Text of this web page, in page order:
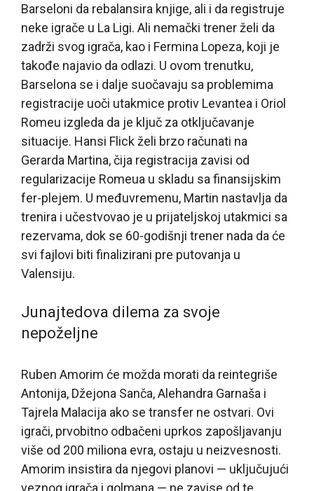
Barseloni da rebalansira knjige, ali i da registruje
neke igrače u La Ligi. Ali nemački trener želi da
zadrži svog igrača, kao i Fermina Lopeza, koji je
takođe najavio da odlazi. U ovom trenutku,
Barselona se i dalje suočavaju sa problemima
registracije uoči utakmice protiv Levantea i Oriol
Romeu izgleda da je ključ za otključavanje
situacije. Hansi Flick želi brzo računati na
Gerarda Martina, čija registracija zavisi od
regularizacije Romeua u skladu sa finansijskim
fer-plejem. U međuvremenu, Martin nastavlja da
trenira i učestvovao je u prijateljskoj utakmici sa
rezervama, dok se 60-godišnji trener nada da će
svi fajlovi biti finalizirani pre putovanja u
Valensiju.
Junajtedova dilema za svoje
nepoželjne
Ruben Amorim će možda morati da reintegriše
Antonija, Džejona Sanča, Alehandra Garnaša i
Tajrela Malacija ako se transfer ne ostvari. Ovi
igrači, prvobitno odbačeni uprkos zapošljavanju
više od 200 miliona evra, ostaju u neizvesnosti.
Amorim insistira da njegovi planovi — uključujući
veznog igrača i golmana — ne zavise od te